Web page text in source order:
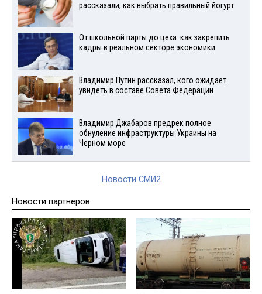
рассказали, как выбрать правильный йогурт
От школьной парты до цеха: как закрепить
кадры в реальном секторе экономики
Владимир Путин рассказал, кого ожидает
увидеть в составе Совета Федерации
Владимир Джабаров предрек полное
обнуление инфраструктуры Украины на
Черном море
Новости СМИ2
Новости партнеров